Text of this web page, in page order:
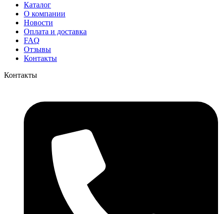
Каталог
О компании
Новости
Оплата и доставка
FAQ
Отзывы
Контакты
Контакты